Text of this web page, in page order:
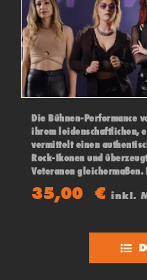
Die Bühnen-Performance
ihrem leidenschaftlichen,
vermittelt einen
Rock-Ikonen und
Veteranen gleichermaßen.
ihren Vorbildern in Show
kommen. Darauf wurde
gemeinsamen Konzert in
35,00€ inkl.